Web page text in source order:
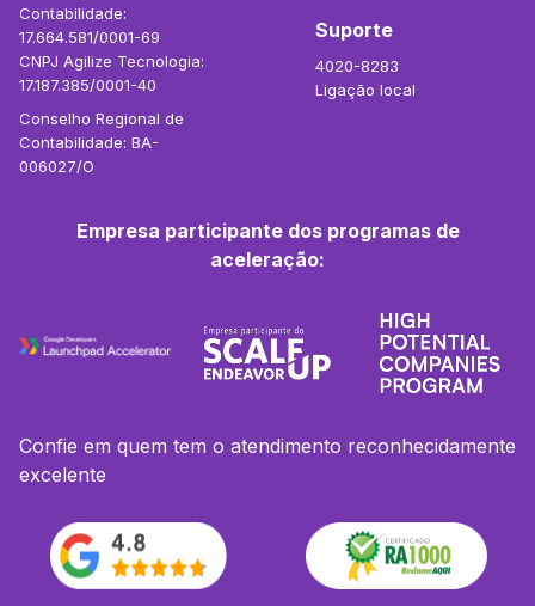
Contabilidade:
17.664.581/0001-69
CNPJ Agilize Tecnologia:
17.187.385/0001-40
Conselho Regional de
Contabilidade: BA-
006027/O
Suporte
4020-8283
Ligação local
Empresa participante dos programas de
aceleração:
Confie em quem tem o atendimento reconhecidamente
excelente